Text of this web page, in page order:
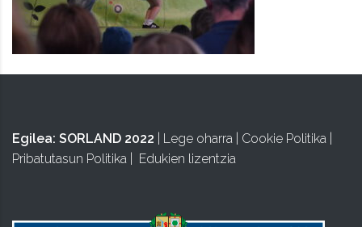
Egilea: SORLAND 2022 Lege oharra Cookie Politika
Pribatutasun Politika
Edukien lizentzia